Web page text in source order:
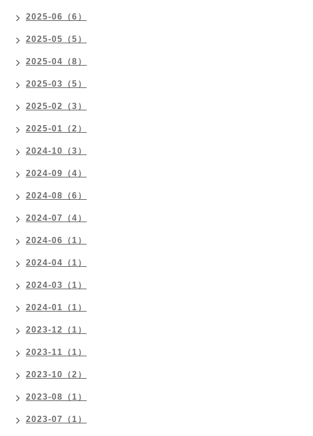
2025-06（6）
2025-05（5）
2025-04（8）
2025-03（5）
2025-02（3）
2025-01（2）
2024-10（3）
2024-09（4）
2024-08（6）
2024-07（4）
2024-06（1）
2024-04（1）
2024-03（1）
2024-01（1）
2023-12（1）
2023-11（1）
2023-10（2）
2023-08（1）
2023-07（1）